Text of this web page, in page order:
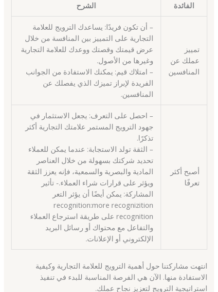
الفائدة الشرح
تمييز
عملك عن
المنافسين
– أن تكون فريدًا: يساعدك الترويج للعلامة
التجارية على التمييز بين المنافسة من خلال
عرض قيمتك وقصتك ووعدك للعلامة التجارية
وغيرها من الأصول.
– امتلاك قيم: يمكنك الاستفادة من الجوانب
الفريدة لإبراز تميزك الذي يفصلك عن
المنافسين.
أصبح أكثر
تعرفًا
– احصل على التعرف: يجعل الاستثمار في
جهود الترويج المستمر علامتك التجارية أكثر
تذكرًا.
– الثقة تولد الاستجابة: عندما يمكن للعملاء
تحديد شركتك بسهولة من خلال العناصر
المادية والبصرية والسمعية، فإنه يعزز الثقة
ويؤثر على قرارات شراء العملاء.- تأثير
المشاركة: يمكن أيضًا أن يؤثر التعر
recognition:more recognizition
recognition على طريقة استرجاع العملاء
والتفاعل مع محتواك أو رسائل البريد
الإلكتروني أو الإعلانات.
انتهت مشاركتنا حول أهمية الترويج للعلامة التجارية وكيفية
الاستفادة منها. الآن هي الفرصة المناسبة للبدء في تنفيذ
استراتيجية الترويج لتعزيز نجاح عملك.